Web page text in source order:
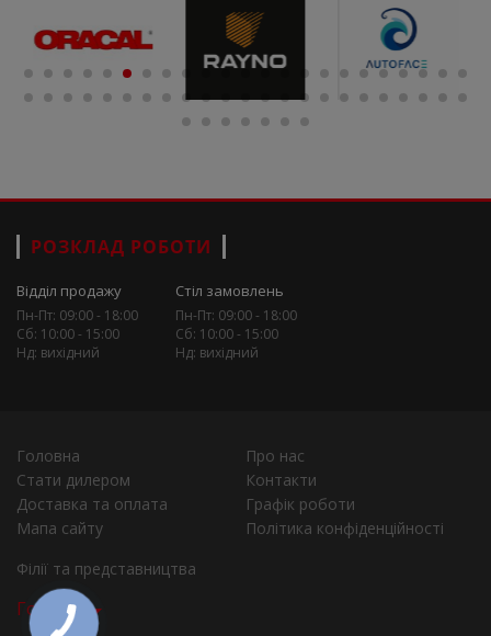
РОЗКЛАД РОБОТИ
Відділ продажу
Пн-Пт: 09:00 - 18:00
Сб: 10:00 - 15:00
Нд: вихідний
Стіл замовлень
Пн-Пт: 09:00 - 18:00
Сб: 10:00 - 15:00
Нд: вихідний
Головна
Про нас
Стати дилером
Контакти
Доставка та оплата
Графік роботи
Мапа сайту
Політика конфіденційності
Філії та представництва
Города